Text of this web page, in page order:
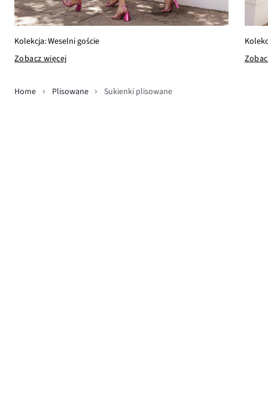
Kolekcja: Weselni goście
Zobacz więcej
Home Plisowane Sukienki plisowane